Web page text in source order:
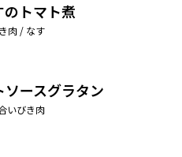
トマト煮
肉 / なす
ースグラタン
いびき肉